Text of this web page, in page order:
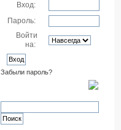
Вход:
Пароль:
Войти
на:
Забыли пароль?